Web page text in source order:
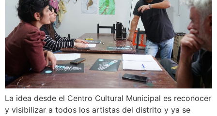
La idea desde el Centro Cultural Municipal es reconocer
y visibilizar a todos los artistas del distrito y ya se